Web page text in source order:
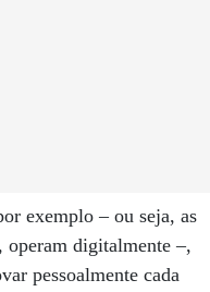
exemplo – ou seja, as
operam digitalmente –,
pessoalmente cada